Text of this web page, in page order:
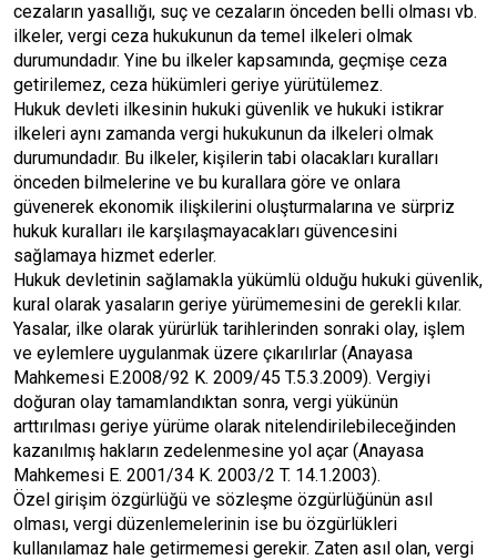
cezaların yasallığı, suç ve cezaların önceden belli olması vb.
ilkeler, vergi ceza hukukunun da temel ilkeleri olmak
durumundadır. Yine bu ilkeler kapsamında, geçmişe ceza
getirilemez, ceza hükümleri geriye yürütülemez.
Hukuk devleti ilkesinin hukuki güvenlik ve hukuki istikrar
ilkeleri aynı zamanda vergi hukukunun da ilkeleri olmak
durumundadır. Bu ilkeler, kişilerin tabi olacakları kuralları
önceden bilmelerine ve bu kurallara göre ve onlara
güvenerek ekonomik ilişkilerini oluşturmalarına ve sürpriz
hukuk kuralları ile karşılaşmayacakları güvencesini
sağlamaya hizmet ederler.
Hukuk devletinin sağlamakla yükümlü olduğu hukuki güvenlik,
kural olarak yasaların geriye yürümemesini de gerekli kılar.
Yasalar, ilke olarak yürürlük tarihlerinden sonraki olay, işlem
ve eylemlere uygulanmak üzere çıkarılırlar (Anayasa
Mahkemesi E.2008/92 K. 2009/45 T.5.3.2009). Vergiyi
doğuran olay tamamlandıktan sonra, vergi yükünün
arttırılması geriye yürüme olarak nitelendirilebileceğinden
kazanılmış hakların zedelenmesine yol açar (Anayasa
Mahkemesi E. 2001/34 K. 2003/2 T. 14.1.2003).
Özel girişim özgürlüğü ve sözleşme özgürlüğünün asıl
olması, vergi düzenlemelerinin ise bu özgürlükleri
kullanılamaz hale getirmemesi gerekir. Zaten asıl olan, vergi